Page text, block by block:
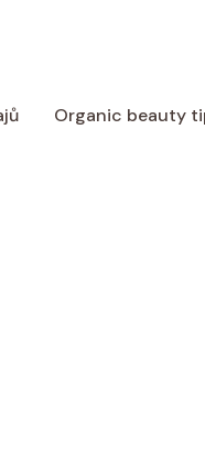
Organic beauty